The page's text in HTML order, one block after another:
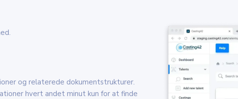
og relaterede dokumentstrukturer.
hvert andet minut kun for at finde